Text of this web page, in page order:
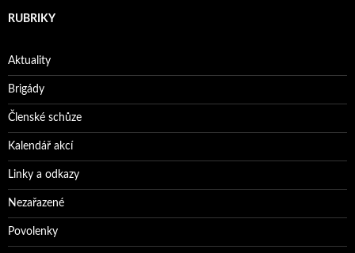
RUBRIKY
Aktuality
Brigády
Členské schůze
Kalendář akcí
Linky a odkazy
Nezařazené
Povolenky